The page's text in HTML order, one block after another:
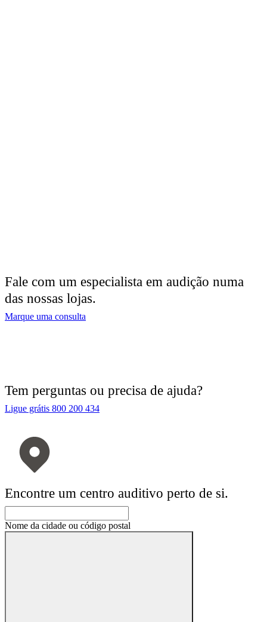
Fale com um especialista em audição numa
das nossas lojas.
Marque uma consulta
Tem perguntas ou precisa de ajuda?
Ligue grátis 800 200 434
Encontre um centro auditivo perto de si.
Nome da cidade ou código postal